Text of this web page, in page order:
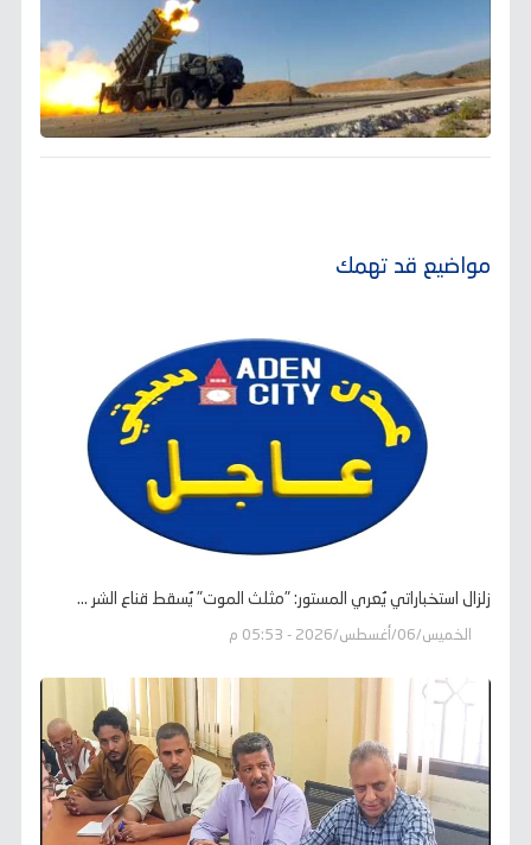
مواضيع قد تهمك
زلزال استخباراتي يُعري المستور: "مثلث الموت" يُسقط قناع الشر ...
الخميس/06/أغسطس/2026 - 05:53 م